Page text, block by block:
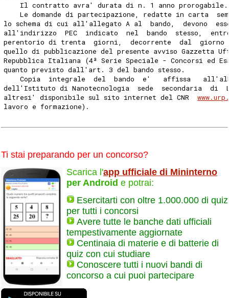
Il contratto avra' durata di n. 1 anno
Le domande di partecipazione, redatte in carta
lo schema di cui all'allegato A al  bando,  devono
all'indirizzo  PEC  indicato  nel  bando  stesso,
perentorio di trenta  giorni,  decorrente  dal  giorno
quello di pubblicazione del presente avviso Gazzetta
Repubblica Italiana (4ª Serie Speciale - Concorsi ed
quanto previsto dall'art. 3 del bando stesso.
Copia  integrale  del  bando  e'   affissa
dell'Istituto di Nanotecnologia  sede  secondaria  di
altresi' disponibile sul sito internet del CNR
lavoro e formazione).
Ti stai preparando per un concorso?
Scarica l'app ufficiale di Mininterno
per Android e potrai:
Esercitarti con oltre 1.000.000 di quiz
per tutti i concorsi
Avere tutte le banche dati ufficiali
tempestivamente aggiornate
Centinaia di materie e di batterie di
quiz con cui studiare
Conoscere tutti i nuovi bandi di
concorso a cui puoi partecipare